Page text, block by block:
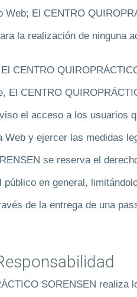
Web; El CENTRO
la realización de ninguna
CENTRO
El CENTRO
el acceso a los usuarios
Web y ejercer las medidas
se reserva el
en general,
de la entrega de una
SORENSEN realiza